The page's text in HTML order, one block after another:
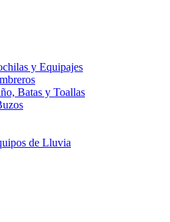
y Equipajes
Batas y Toallas
de Lluvia